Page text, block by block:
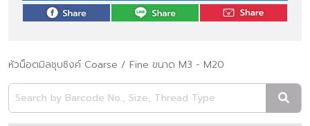
หัวน็อตมิลชุบซิงค์ Coarse / Fine ขนาด M3 - M20